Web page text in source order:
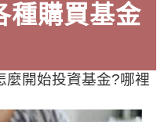
種購買基金
麼開始投資基金?哪裡